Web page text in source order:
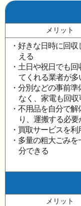
メリット
・好きな日時に回収
える
・土日や祝日でも回
てくれる業者が多
・分別などの事前準
なく、家電も回収
・不用品を自分で解
り、運搬する必要
・買取サービスを利
・多量の粗大ごみを
分できる
メリット